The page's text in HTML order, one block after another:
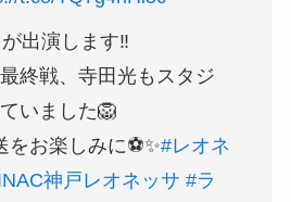
出演します‼️
終戦、寺田光もスタジ
いました🦁
をお楽しみに⚽️✨#レオネ
神戸レオネッサ #ラ